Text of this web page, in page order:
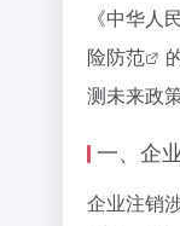
《中华
险防范
测未来政
一、企
企业注销